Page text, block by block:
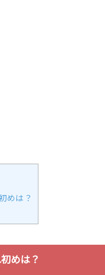
めは？
めは？